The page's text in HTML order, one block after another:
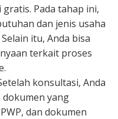
Pada tahap ini,
dan jenis usaha
itu, Anda bisa
terkait proses
konsultasi, Anda
yang
dan dokumen